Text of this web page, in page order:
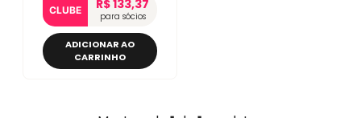
CLUBE R$ 133,37
para sócios
ADICIONAR AO
CARRINHO